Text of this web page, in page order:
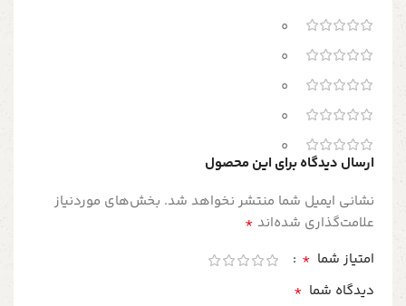
0
0
0
0
0
ارسال دیدگاه برای این محصول
نشانی ایمیل شما منتشر نخواهد شد. بخش‌های موردنیاز
علامت‌گذاری شده‌اند *
امتیاز شما *
دیدگاه شما *